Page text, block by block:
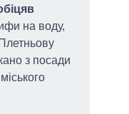
на воду,
з посади